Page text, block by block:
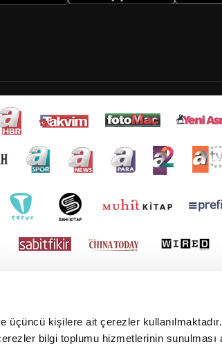
kişilere ait çerezler
bilgi toplumu hizmetlerinin sunulması